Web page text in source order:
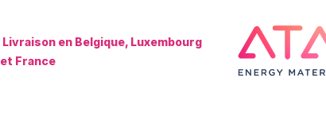
Livraison en Belgique, Luxembourg
et France